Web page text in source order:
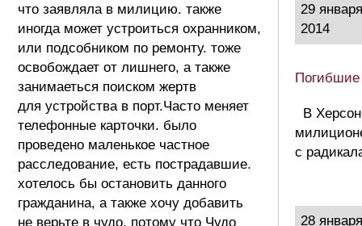
что заявляла в милицию. также
иногда может устроиться охранником,
или подсобником по ремонту. тоже
освобождает от лишнего, а также
занимаеться поиском жертв
для устройства в порт.Часто меняет
телефонные карточки. было
проведено маленькое частное
расследование, есть пострадавшие.
хотелось бы остановить данного
гражданина, а также хочу добавить
не верьте в чудо, потому что Чудо
29 января
2014
В
с
28 января